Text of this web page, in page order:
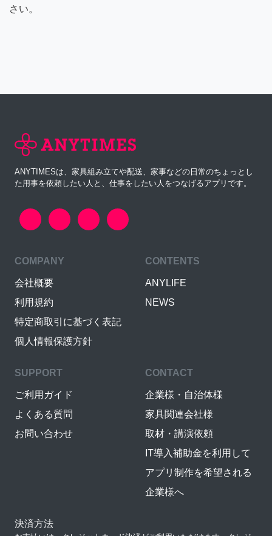
さい。
ANYTIMESは、家具組み立てや配送、家事などの日常のちょっとし
た用事を依頼したい人と、仕事をしたい人をつなげるアプリです。
COMPANY
会社概要
利用規約
特定商取引に基づく表記
個人情報保護方針
CONTENTS
ANYLIFE
NEWS
SUPPORT
ご利用ガイド
よくある質問
お問い合わせ
CONTACT
企業様・自治体様
家具関連会社様
取材・講演依頼
IT導入補助金を利用して
アプリ制作を希望される
企業様へ
決済方法